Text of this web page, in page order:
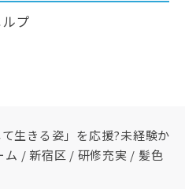
プ
生きる姿」を応援?未経験か
ム / 新宿区 / 研修充実 / 髪色